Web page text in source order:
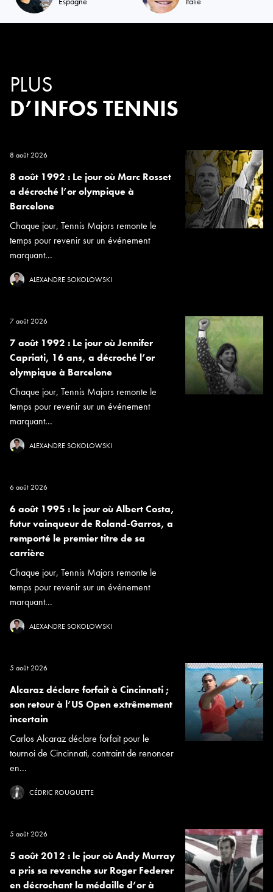
PLUS
D’INFOS TENNIS
8 août 2026
8 août 1992 : Le jour où Marc Rosset
a décroché l’or olympique à
Barcelone
Chaque jour, Tennis Majors remonte le
temps pour revenir sur un événement
marquant...
ALEXANDRE SOKOLOWSKI
7 août 2026
7 août 1992 : Le jour où Jennifer
Capriati, 16 ans, a décroché l’or
olympique à Barcelone
Chaque jour, Tennis Majors remonte le
temps pour revenir sur un événement
marquant...
ALEXANDRE SOKOLOWSKI
6 août 2026
6 août 1995 : le jour où Albert Costa,
futur vainqueur de Roland-Garros, a
remporté le premier titre de sa
carrière
Chaque jour, Tennis Majors remonte le
temps pour revenir sur un événement
marquant...
ALEXANDRE SOKOLOWSKI
5 août 2026
Alcaraz déclare forfait à Cincinnati ;
son retour à l’US Open extrêmement
incertain
Carlos Alcaraz déclare forfait pour le
tournoi de Cincinnati, contraint de renoncer
en...
CÉDRIC ROUQUETTE
5 août 2026
5 août 2012 : le jour où Andy Murray
a pris sa revanche sur Roger Federer
en décrochant la médaille d’or à